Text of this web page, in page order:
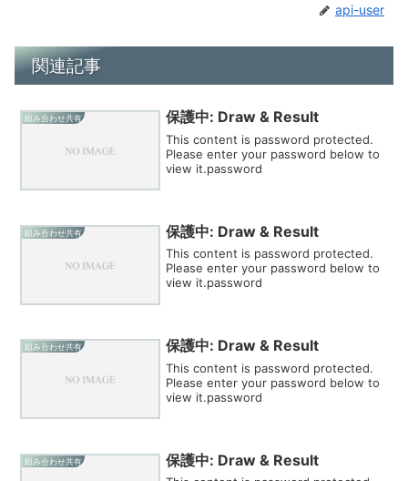
api-user
関連記事
組み合わせ共有 保護中: Draw & Result
This content is password protected.
Please enter your password below to
view it.password
組み合わせ共有 保護中: Draw & Result
This content is password protected.
Please enter your password below to
view it.password
組み合わせ共有 保護中: Draw & Result
This content is password protected.
Please enter your password below to
view it.password
組み合わせ共有 保護中: Draw & Result